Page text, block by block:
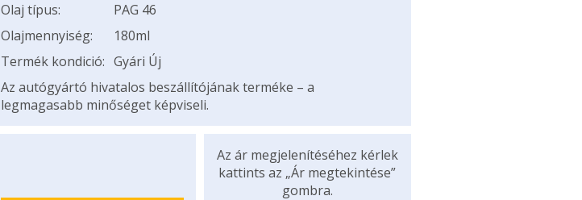
Olaj típus:
PAG 46
Olajmennyiség:
180ml
Termék kondició: Gyári Új
Az autógyártó hivatalos beszállítójának terméke – a
legmagasabb minőséget képviseli.
Az ár megjelenítéséhez kérlek
kattints az „Ár megtekintése”
gombra.